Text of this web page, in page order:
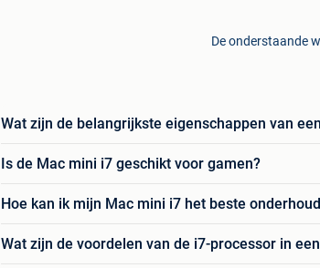
De onderstaande
Wat zijn de belangrijkste eigenschappen van
Is de Mac mini i7 geschikt voor gamen?
Hoe kan ik mijn Mac mini i7 het beste
Wat zijn de voordelen van de i7-processor in